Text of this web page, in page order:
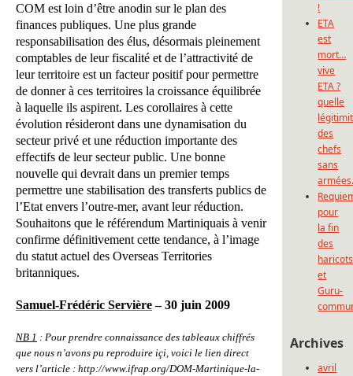
COM est loin d’être anodin sur le plan des
finances publiques. Une plus grande
responsabilisation des élus, désormais pleinement
comptables de leur fiscalité et de l’attractivité de
leur territoire est un facteur positif pour permettre
de donner à ces territoires la croissance équilibrée
à laquelle ils aspirent. Les corollaires à cette
évolution résideront dans une dynamisation du
secteur privé et une réduction importante des
effectifs de leur secteur public. Une bonne
nouvelle qui devrait dans un premier temps
permettre une stabilisation des transferts publics de
l’Etat envers l’outre-mer, avant leur réduction.
Souhaitons que le référendum Martiniquais à venir
confirme définitivement cette tendance, à l’image
du statut actuel des Overseas Territories
britanniques.
Samuel-Frédéric Servière– 30 juin 2009
NB 1 : Pour prendre connaissance des tableaux chiffrés
que nous n’avons pu reproduire içi, voici le lien direct
vers l’article : http://www.ifrap.org/DOM-Martinique-la-
!
ETA
est
mort…
vive
ETA ?
quelle
des
chefs
sans
pour
la fin
des
et
Guru-
Archives
avril